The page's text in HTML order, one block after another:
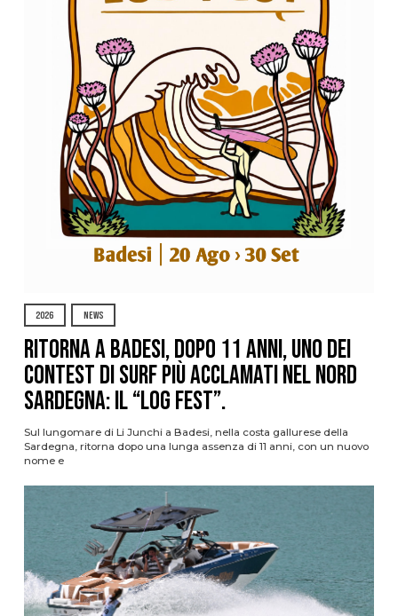
2026 NEWS
Ritorna a Badesi, dopo 11 anni, uno dei
contest di surf più acclamati nel nord
Sardegna: il “Log Fest”.
Sul lungomare di Li Junchi a Badesi, nella costa gallurese della
Sardegna, ritorna dopo una lunga assenza di 11 anni, con un nuovo
nome e